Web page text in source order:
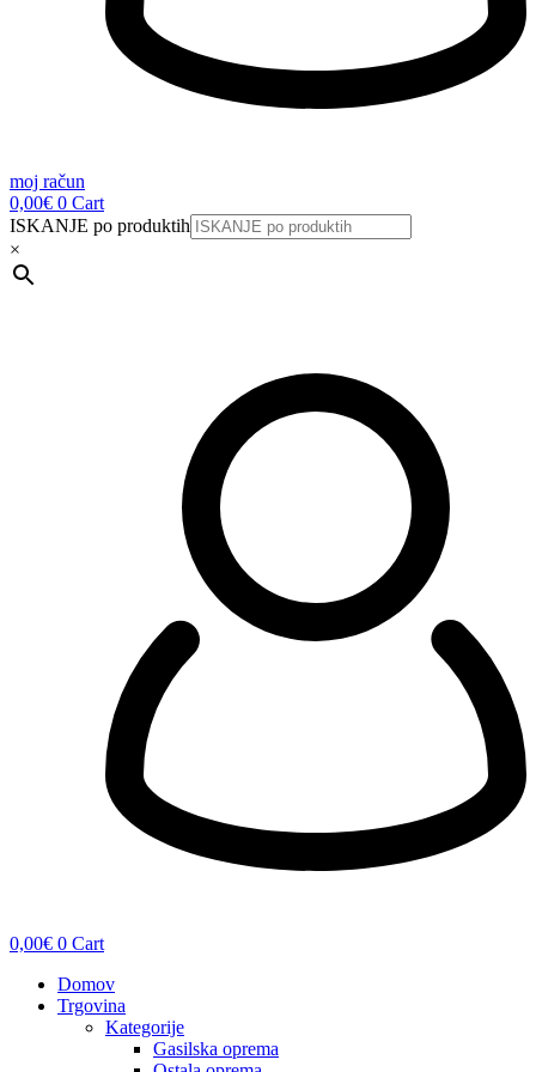
moj račun
0,00€ 0 Cart
ISKANJE po produktih
×
0,00€ 0 Cart
Domov
Trgovina
Kategorije
Gasilska oprema